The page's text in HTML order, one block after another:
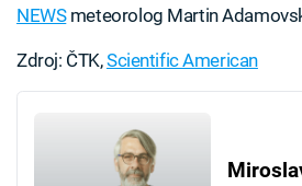
NEWSmeteorolog Martin
Zdroj: ČTK,Scientific American